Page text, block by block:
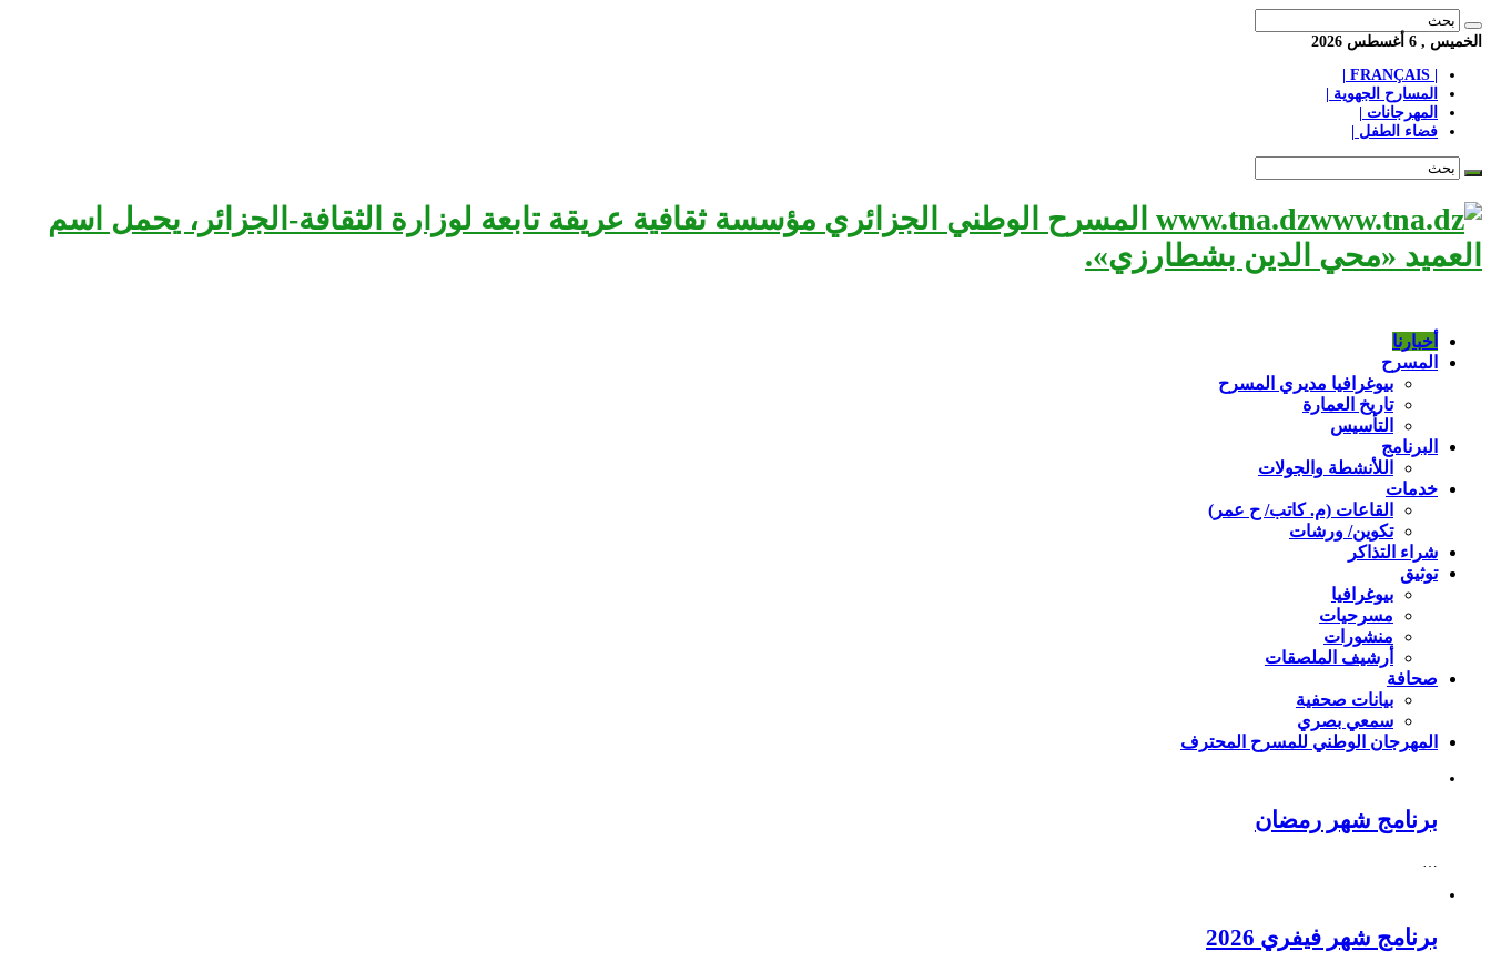
الخميس , 6 أغسطس 2026
المسارح الجهوية |
المهرجانات |
فضاء الطفل |
www.tna.dz المسرح الوطني الجزائري مؤسسة ثقافية عريقة تابعة لوزارة الثقافة-الجزائر، يحمل اسم
العميد «محي الدين بشطارزي».
أخبارنا
المسرح
بيوغرافيا مديري المسرح
تاريخ العمارة
التأسيس
البرنامج
اللأنشطة والجولات
خدمات
القاعات (م. كاتب/ ح عمر)
تكوين/ ورشات
شراء التذاكر
توثيق
بيوغرافيا
مسرحيات
منشورات
أرشيف الملصقات
صحافة
بيانات صحفية
سمعي بصري
المهرجان الوطني للمسرح المحترف
برنامج شهر رمضان
…
برنامج شهر فيفري 2026